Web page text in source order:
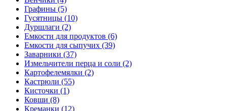
Графины (5)
Гусятницы (10)
Дуршлаги (2)
Емкости для продуктов (6)
Емкости для сыпучих (39)
Заварники (37)
Измельчители перца и соли (2)
Картофелемялки (2)
Кастрюли (55)
Кисточки (1)
Ковши (8)
Креманки (12)